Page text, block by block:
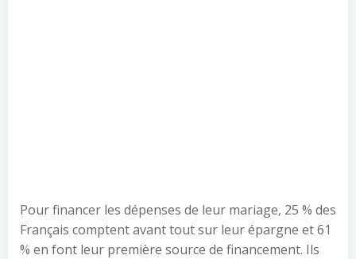
Pour financer les dépenses de leur mariage, 25 % des
Français comptent avant tout sur leur épargne et 61
% en font leur première source de financement. Ils